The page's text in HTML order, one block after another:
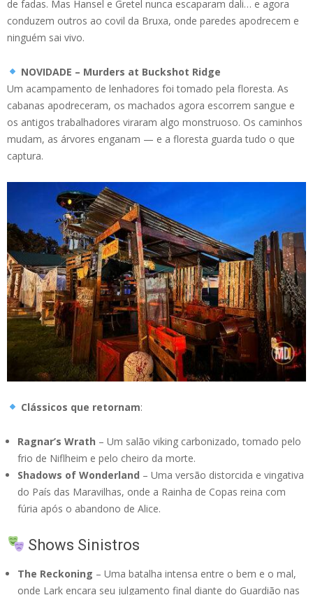
de fadas. Mas Hansel e Gretel nunca escaparam dali… e agora
conduzem outros ao covil da Bruxa, onde paredes apodrecem e
ninguém sai vivo.
NOVIDADE – Murders at Buckshot Ridge
Um acampamento de lenhadores foi tomado pela floresta. As
cabanas apodreceram, os machados agora escorrem sangue e
os antigos trabalhadores viraram algo monstruoso. Os caminhos
mudam, as árvores enganam — e a floresta guarda tudo o que
captura.
Clássicos que retornam:
Ragnar’s Wrath – Um salão viking carbonizado, tomado pelo
frio de Niflheim e pelo cheiro da morte.
Shadows of Wonderland – Uma versão distorcida e vingativa
do País das Maravilhas, onde a Rainha de Copas reina com
fúria após o abandono de Alice.
Shows Sinistros
The Reckoning – Uma batalha intensa entre o bem e o mal,
onde Lark encara seu julgamento final diante do Guardião nas